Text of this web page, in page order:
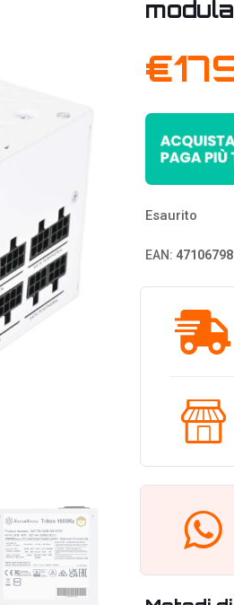
€
Esaurito
EAN: